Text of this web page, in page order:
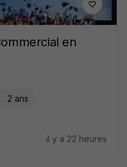
en
2 ans
il y a 22 heures